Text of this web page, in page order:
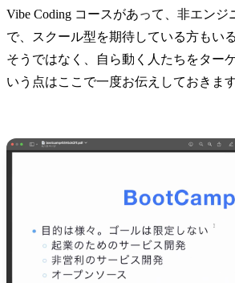
Vibe Coding コースがあって、非エンジ
で、スクール型を期待している方もい
そうではなく、自ら動く人たちをター
いう点はここで一度お伝えしておきます